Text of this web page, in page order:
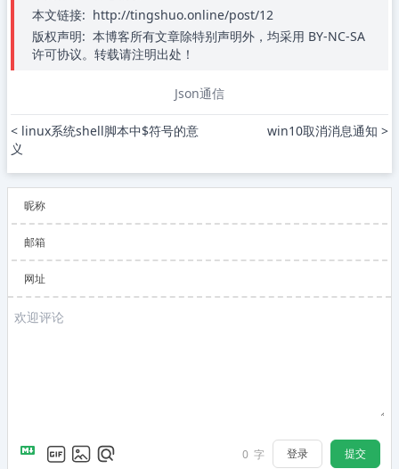
本文链接: http://tingshuo.online/post/12
版权声明: 本博客所有文章除特别声明外，均采用 BY-NC-SA
许可协议。转载请注明出处！
Json通信
< linux系统shell脚本中$符号的意
义
win10取消消息通知 >
昵称
邮箱
网址
0 字 登录 提交